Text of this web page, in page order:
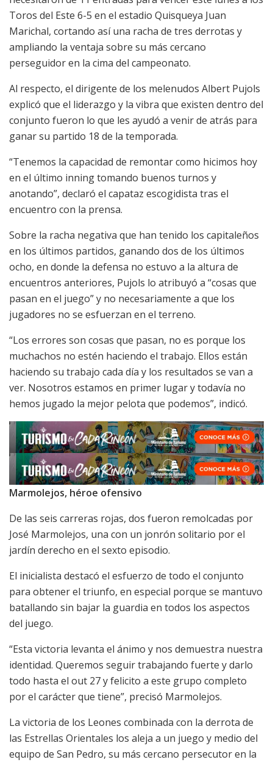
Toros del Este 6-5 en el estadio Quisqueya Juan
Marichal, cortando así una racha de tres derrotas y
ampliando la ventaja sobre su más cercano
perseguidor en la cima del campeonato.
Al respecto, el dirigente de los melenudos Albert Pujols
explicó que el liderazgo y la vibra que existen dentro del
conjunto fueron lo que les ayudó a venir de atrás para
ganar su partido 18 de la temporada.
“Tenemos la capacidad de remontar como hicimos hoy
en el último inning tomando buenos turnos y
anotando”, declaró el capataz escogidista tras el
encuentro con la prensa.
Sobre la racha negativa que han tenido los capitaleños
en los últimos partidos, ganando dos de los últimos
ocho, en donde la defensa no estuvo a la altura de
encuentros anteriores, Pujols lo atribuyó a “cosas que
pasan en el juego” y no necesariamente a que los
jugadores no se esfuerzan en el terreno.
“Los errores son cosas que pasan, no es porque los
muchachos no estén haciendo el trabajo. Ellos están
haciendo su trabajo cada día y los resultados se van a
ver. Nosotros estamos en primer lugar y todavía no
hemos jugado la mejor pelota que podemos”, indicó.
Marmolejos, héroe ofensivo
De las seis carreras rojas, dos fueron remolcadas por
José Marmolejos, una con un jonrón solitario por el
jardín derecho en el sexto episodio.
El inicialista destacó el esfuerzo de todo el conjunto
para obtener el triunfo, en especial porque se mantuvo
batallando sin bajar la guardia en todos los aspectos
del juego.
“Esta victoria levanta el ánimo y nos demuestra nuestra
identidad. Queremos seguir trabajando fuerte y darlo
todo hasta el out 27 y felicito a este grupo completo
por el carácter que tiene”, precisó Marmolejos.
La victoria de los Leones combinada con la derrota de
las Estrellas Orientales los aleja a un juego y medio del
equipo de San Pedro, su más cercano persecutor en la